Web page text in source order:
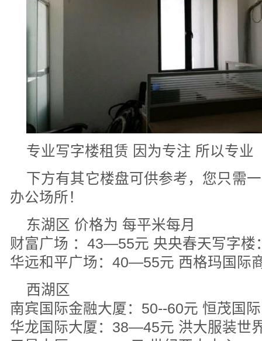
专业写字楼租赁 因为专注 所以专业
下方有其它楼盘可供参考，您只需
办公场所！
东湖区 价格为 每平米每月
财富广场 ：43—55元 央央春天写字
华远和平广场：40—55元 西格玛国际
西湖区
南宾国际金融大厦：50--60元 恒茂国
华龙国际大厦：38—45元 洪大服装世